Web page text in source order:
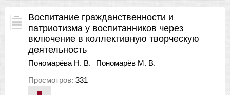
Воспитание гражданственности и
патриотизма у воспитанников через
включение в коллективную творческую
деятельность
Пономарёва Н. В.
Пономарёв М. В.
Просмотров: 331